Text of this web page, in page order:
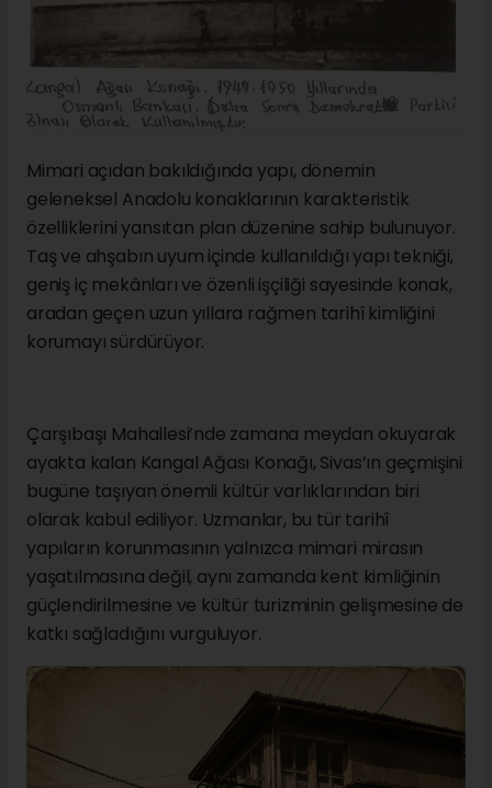
Mimari açıdan bakıldığında yapı, dönemin
geleneksel Anadolu konaklarının karakteristik
özelliklerini yansıtan plan düzenine sahip bulunuyor.
Taş ve ahşabın uyum içinde kullanıldığı yapı tekniği,
geniş iç mekânları ve özenli işçiliği sayesinde konak,
aradan geçen uzun yıllara rağmen tarihî kimliğini
korumayı sürdürüyor.
Çarşıbaşı Mahallesi’nde zamana meydan okuyarak
ayakta kalan Kangal Ağası Konağı, Sivas’ın geçmişini
bugüne taşıyan önemli kültür varlıklarından biri
olarak kabul ediliyor. Uzmanlar, bu tür tarihî
yapıların korunmasının yalnızca mimari mirasın
yaşatılmasına değil, aynı zamanda kent kimliğinin
güçlendirilmesine ve kültür turizminin gelişmesine de
katkı sağladığını vurguluyor.